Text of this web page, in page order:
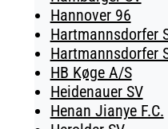
Hannover 96
Hartmannsdorfer
Hartmannsdorfer
HB Køge A/S
Heidenauer SV
Henan Jianye F.C.